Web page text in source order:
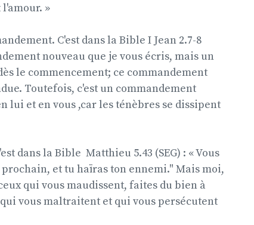
»
C'est dans la Bible I Jean 2.7-8
nouveau que je vous écris, mais un
le commencement; ce commandement
Toutefois, c'est un commandement
lui et en vous ,car les ténèbres se dissipent
dans la Bible  Matthieu 5.43 (SEG) : « Vous
et tu haïras ton ennemi." Mais moi,
qui vous maudissent, faites du bien à
vous maltraitent et qui vous persécutent